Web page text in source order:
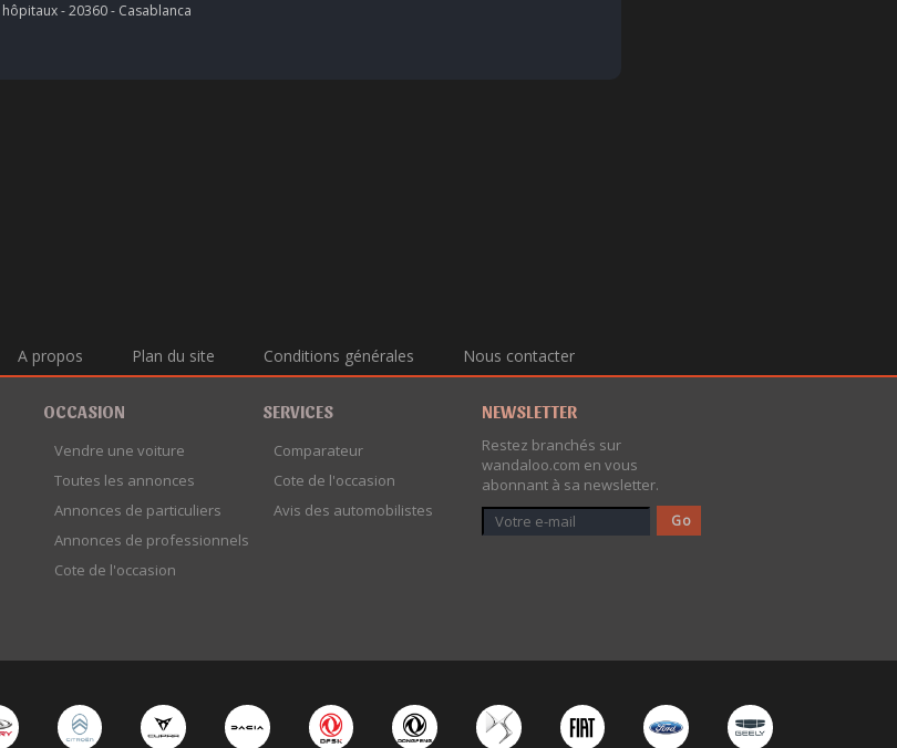
- 20360 - Casablanca
A propos Plan du site Conditions générales Nous contacter
OCCASION
Vendre une voiture
Toutes les annonces
Annonces de particuliers
Annonces de professionnels
Cote de l'occasion
SERVICES
Comparateur
Cote de l'occasion
Avis des automobilistes
NEWSLETTER
Restez branchés sur
wandaloo.com en vous
abonnant à sa newsletter.